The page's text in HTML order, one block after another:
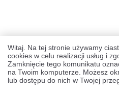
Witaj. Na tej stronie używamy
cookies w celu realizacji usług i
Zamknięcie tego komunikatu
na Twoim komputerze. Możesz
lub dostępu do nich w Twojej